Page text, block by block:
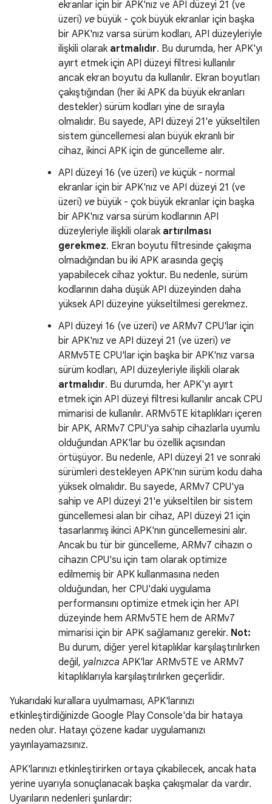
ekranlar için bir APK'nız ve API düzeyi 21 (ve
üzeri) ve büyük - çok büyük ekranlar için başka
bir APK'nız varsa sürüm kodları, API düzeyleriyle
ilişkili olarak artmalıdır. Bu durumda, her APK'yı
ayırt etmek için API düzeyi filtresi kullanılır
ancak ekran boyutu da kullanılır. Ekran boyutları
çakıştığından (her iki APK da büyük ekranları
destekler) sürüm kodları yine de sırayla
olmalıdır. Bu sayede, API düzeyi 21'e yükseltilen
sistem güncellemesi alan büyük ekranlı bir
cihaz, ikinci APK için de güncelleme alır.
API düzeyi 16 (ve üzeri) ve küçük - normal
ekranlar için bir APK'nız ve API düzeyi 21 (ve
üzeri) ve büyük - çok büyük ekranlar için başka
bir APK'nız varsa sürüm kodlarının API
düzeyleriyle ilişkili olarak artırılması
gerekmez. Ekran boyutu filtresinde çakışma
olmadığından bu iki APK arasında geçiş
yapabilecek cihaz yoktur. Bu nedenle, sürüm
kodlarının daha düşük API düzeyinden daha
yüksek API düzeyine yükseltilmesi gerekmez.
API düzeyi 16 (ve üzeri) ve ARMv7 CPU'lar için
bir APK'nız ve API düzeyi 21 (ve üzeri) ve
ARMv5TE CPU'lar için başka bir APK'nız varsa
sürüm kodları, API düzeyleriyle ilişkili olarak
artmalıdır. Bu durumda, her APK'yı ayırt
etmek için API düzeyi filtresi kullanılır ancak CPU
mimarisi de kullanılır. ARMv5TE kitaplıkları içeren
bir APK, ARMv7 CPU'ya sahip cihazlarla uyumlu
olduğundan APK'lar bu özellik açısından
örtüşüyor. Bu nedenle, API düzeyi 21 ve sonraki
sürümleri destekleyen APK'nın sürüm kodu daha
yüksek olmalıdır. Bu sayede, ARMv7 CPU'ya
sahip ve API düzeyi 21'e yükseltilen bir sistem
güncellemesi alan bir cihaz, API düzeyi 21 için
tasarlanmış ikinci APK'nın güncellemesini alır.
Ancak bu tür bir güncelleme, ARMv7 cihazın o
cihazın CPU'su için tam olarak optimize
edilmemiş bir APK kullanmasına neden
olduğundan, her CPU'daki uygulama
performansını optimize etmek için her API
düzeyinde hem ARMv5TE hem de ARMv7
mimarisi için bir APK sağlamanız gerekir. Not:
Bu durum, diğer yerel kitaplıklar karşılaştırılırken
değil, yalnızca APK'lar ARMv5TE ve ARMv7
kitaplıklarıyla karşılaştırılırken geçerlidir.
Yukarıdaki kurallara uyulmaması, APK'larınızı
etkinleştirdiğinizde Google Play Console'da bir hataya
neden olur. Hatayı çözene kadar uygulamanızı
yayınlayamazsınız.
APK'larınızı etkinleştirirken ortaya çıkabilecek, ancak hata
yerine uyarıyla sonuçlanacak başka çakışmalar da vardır.
Uyarıların nedenleri şunlardır: